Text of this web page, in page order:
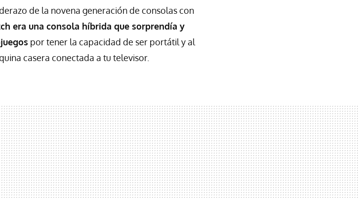
de la novena generación de consolas con
era una consola híbrida que sorprendía y
por tener la capacidad de ser portátil y al
casera conectada a tu televisor.